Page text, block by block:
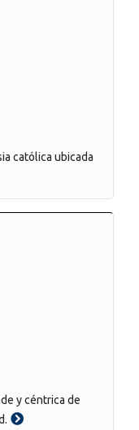
católica ubicada
y céntrica de